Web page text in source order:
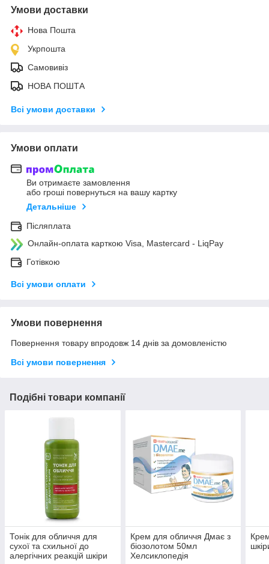
Умови доставки
Нова Пошта
Укрпошта
Самовивіз
НОВА ПОШТА
Всі умови доставки
Умови оплати
Ви отримаєте замовлення
або гроші повернуться на вашу картку
Детальніше
Післяплата
Онлайн-оплата карткою Visa, Mastercard - LiqPay
Готівкою
Всі умови оплати
Умови повернення
Повернення товару впродовж 14 днів за домовленістю
Всі умови повернення
Подібні товари компанії
Тонік для обличчя для
сухої та схильної до
алергічних реакцій шкіри
Крем для обличчя Дмає з
біозолотом 50мл
Хелсиклопедія